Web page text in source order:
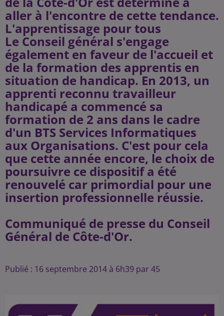
aller à l'encontre de cette tendance.
L'apprentissage pour tous
Le Conseil général s'engage
également en faveur de l'accueil et
de la formation des apprentis en
situation de handicap. En 2013, un
apprenti reconnu travailleur
handicapé a commencé sa
formation de 2 ans dans le cadre
d'un BTS Services Informatiques
aux Organisations. C'est pour cela
que cette année encore, le choix de
poursuivre ce dispositif a été
renouvelé car primordial pour une
insertion professionnelle réussie.
Communiqué de presse du Conseil
Général de Côte-d'Or.
Publié : 16 septembre 2014 à 6h39 par 45